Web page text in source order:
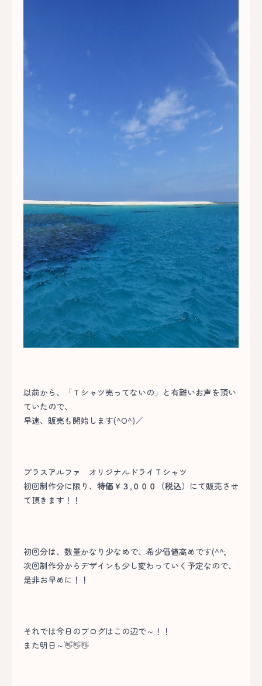
以前から、「Ｔシャツ売ってないの」と有難いお声を頂い
ていたので、
早速、販売も開始します(^O^)／
プラスアルファ オリジナルドライＴシャツ
初回制作分に限り、 特価￥３,０００（税込） にて販売させ
て頂きます！！
初回分は、数量かなり少なめで、希少価値高めです(^^;
次回制作分からデザインも少し変わっていく予定なので、
是非お早めに！！
それでは今日のブログはこの辺で～！！
また明日～👋👋👋